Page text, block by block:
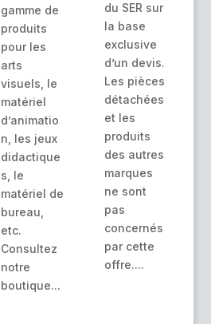
gamme de
produits
pour les
arts
visuels, le
matériel
d’animatio
n, les jeux
didactique
s, le
matériel de
bureau,
etc.
Consultez
notre
boutique...
du SER sur
la base
exclusive
d’un devis.
Les pièces
détachées
et les
produits
des autres
marques
ne sont
pas
concernés
par cette
offre....